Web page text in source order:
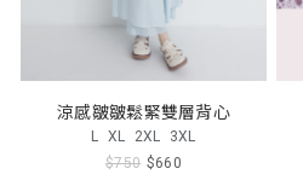
涼感皺皺鬆緊雙層背心
L XL 2XL 3XL
$750 $660